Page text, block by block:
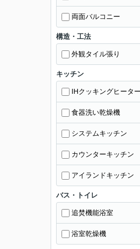
両面バルコニー
構造・工法
外観タイル張り
キッチン
IHクッキングヒーター
食器洗い乾燥機
システムキッチン
カウンターキッチン
アイランドキッチン
バス・トイレ
追焚機能浴室
浴室乾燥機